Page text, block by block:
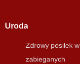
Uroda
Zdrowy posiłek
zabieganych